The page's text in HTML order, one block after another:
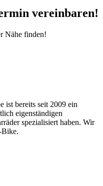
vereinbaren!
Nähe finden!
ist bereits seit 2009 ein
eigenständigen
spezialisiert haben. Wir
Bike.